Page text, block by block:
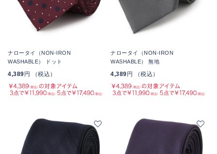
ナロータイ（NON-IRON
WASHABLE） ドット
4,389 円 （税込）
ナロータイ（NON-IRON
WASHABLE） 無地
4,389 円 （税込）